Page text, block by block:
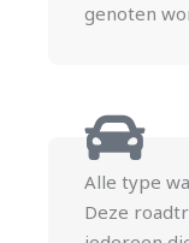
genoten
Alle type
Deze